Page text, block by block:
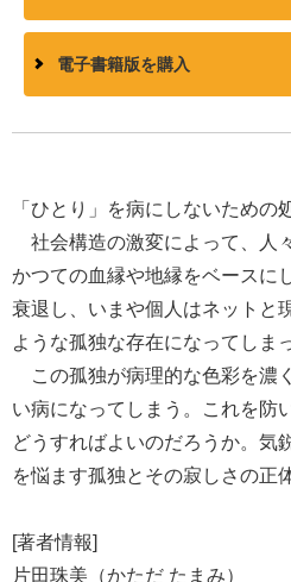
電子書籍版を購入
「ひとり」を病にしないための
社会構造の激変によって、人
かつての血縁や地縁をベースに
衰退し、いまや個人はネットと
ような孤独な存在になってしま
この孤独が病理的な色彩を濃
い病になってしまう。これを防
どうすればよいのだろうか。気
を悩ます孤独とその寂しさの正
[著者情報]
片田珠美（かただ たまみ）